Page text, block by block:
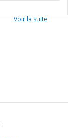
Voir la suite